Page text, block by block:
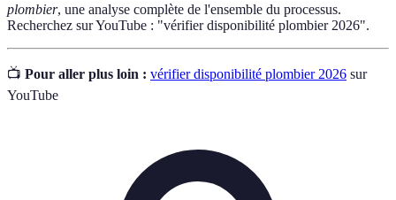
plombier, une analyse complète de l'ensemble du processus.
Recherchez sur YouTube : "vérifier disponibilité plombier 2026".
📺 Pour aller plus loin : vérifier disponibilité plombier 2026 sur
YouTube